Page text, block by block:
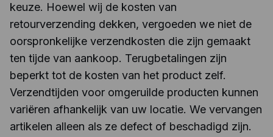
keuze. Hoewel wij de kosten van
retourverzending dekken, vergoeden we niet de
oorspronkelijke verzendkosten die zijn gemaakt
ten tijde van aankoop. Terugbetalingen zijn
beperkt tot de kosten van het product zelf.
Verzendtijden voor omgeruilde producten kunnen
variëren afhankelijk van uw locatie. We vervangen
artikelen alleen als ze defect of beschadigd zijn.